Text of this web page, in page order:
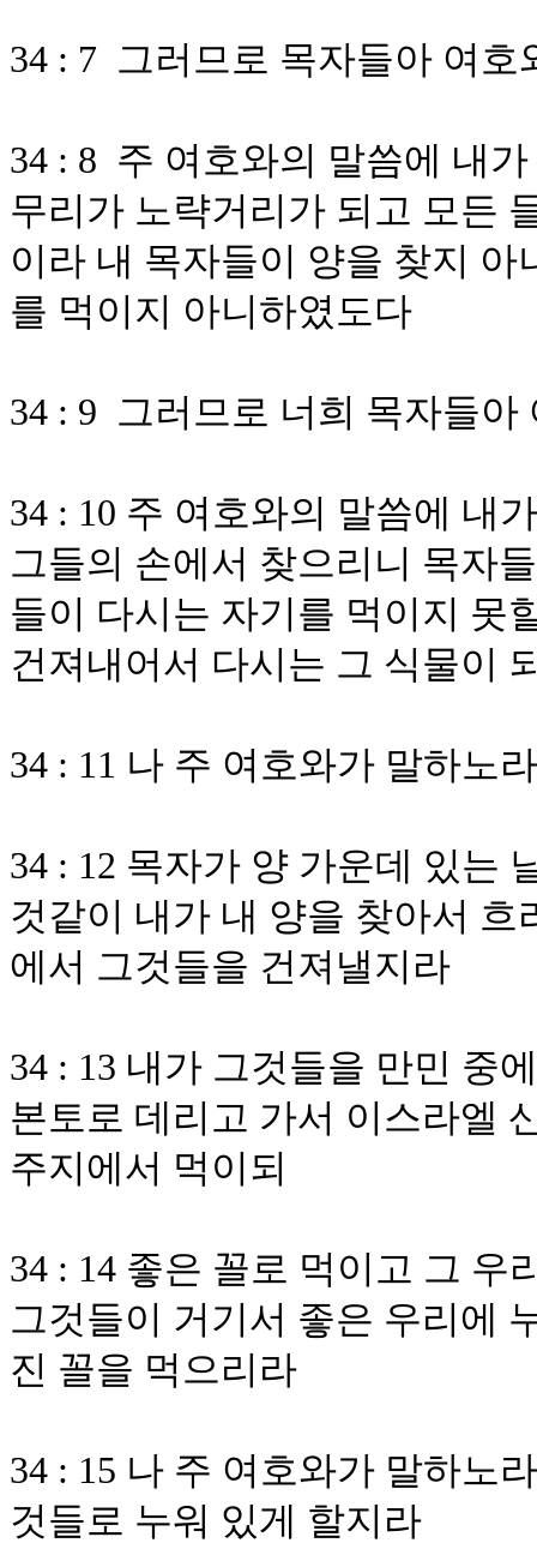
34 : 7 그러므로 목자들아 여호
34 : 8 주 여호와의 말씀에 내
무리가 노략거리가 되고 모든
이라 내 목자들이 양을 찾지
를 먹이지 아니하였도다
34 : 9 그러므로 너희 목자들
34 : 10 주 여호와의 말씀에 내
그들의 손에서 찾으리니 목자
들이 다시는 자기를 먹이지 못
건져내어서 다시는 그 식물이
34 : 11 나 주 여호와가 말하노
34 : 12 목자가 양 가운데 있는
것같이 내가 내 양을 찾아서
에서 그것들을 건져낼지라
34 : 13 내가 그것들을 만민 중
본토로 데리고 가서 이스라엘
주지에서 먹이되
34 : 14 좋은 꼴로 먹이고 그 우
그것들이 거기서 좋은 우리에
진 꼴을 먹으리라
34 : 15 나 주 여호와가 말하노
것들로 누워 있게 할지라